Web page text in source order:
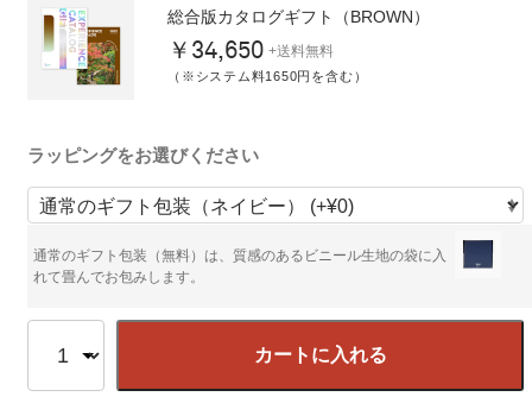
総合版カタログギフト（BROWN）
￥34,650 +送料無料
（※システム料1650円を含む）
ラッピングをお選びください
通常のギフト包装（無料）は、質感のあるビニール生地の袋に入
れて畳んでお包みします。
カートに入れる